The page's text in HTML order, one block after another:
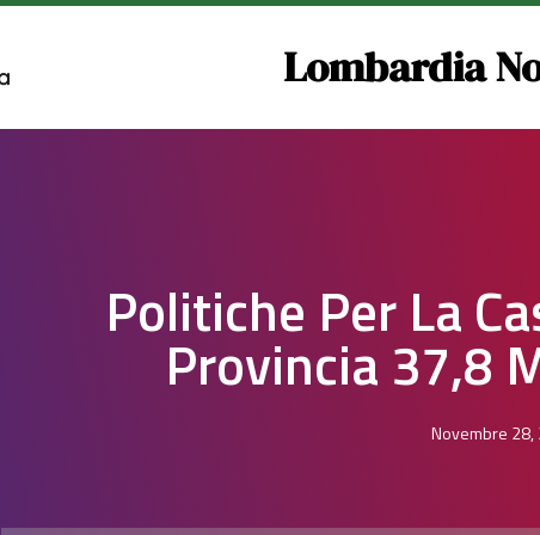
Lombardia
Politiche Per La
Provincia 37,8
Novembre 28,